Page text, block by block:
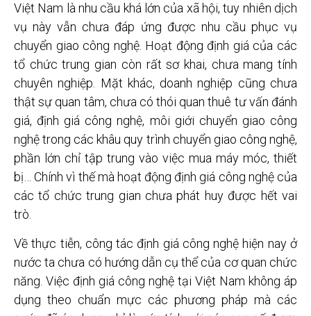
Việt Nam là nhu cầu khá lớn của xã hội, tuy nhiên dịch
vụ này vẫn chưa đáp ứng được nhu cầu phục vụ
chuyển giao công nghệ. Hoạt động định giá của các
tổ chức trung gian còn rất sơ khai, chưa mang tính
chuyên nghiệp. Mặt khác, doanh nghiệp cũng chưa
thật sự quan tâm, chưa có thói quan thuê tư vấn đánh
giá, định giá công nghệ, môi giới chuyển giao công
nghệ trong các khâu quy trình chuyển giao công nghệ,
phần lớn chỉ tập trung vào việc mua máy móc, thiết
bị… Chính vì thế mà hoạt động định giá công nghệ của
các tổ chức trung gian chưa phát huy được hết vai
trò.
Về thực tiễn, công tác định giá công nghệ hiện nay ở
nước ta chưa có hướng dẫn cụ thể của cơ quan chức
năng. Việc định giá công nghệ tại Việt Nam không áp
dụng theo chuẩn mực các phương pháp mà các